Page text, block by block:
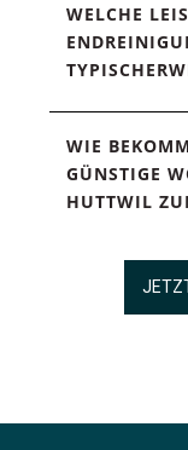
WELCHE
WIE
GÜNSTIGE
HUTTWIL